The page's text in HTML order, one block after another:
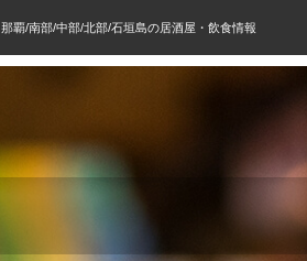
那覇/南部/中部/北部/石垣島の居酒屋・飲食情報